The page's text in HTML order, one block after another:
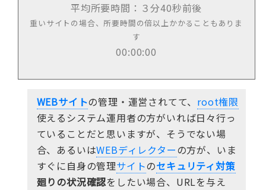
平均所要時間：３分40秒前後
重いサイトの場合、所要時間の倍以上かかることもありま
す
00:00:00
WEBサイトの管理・運営されてて、 root権限
使えるシステム運用者の方がいれば日々行っ
ていることだと思いますが、そうでない場
合、あるいはWEBディレクター の方が、いま
すぐに自身の管理サイトのセキュリティ対策
廻りの状況確認をしたい場合、URLを与え